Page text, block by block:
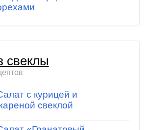
свеклы
с курицей и
свеклой